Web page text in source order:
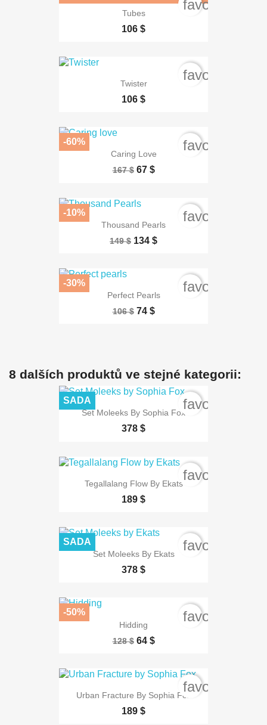
Tubes
106 $
Twister
106 $
Caring Love
167 $ 67 $
-60%
Thousand Pearls
149 $ 134 $
-10%
Perfect Pearls
106 $ 74 $
-30%
8 dalších produktů ve stejné kategorii:
Set Moleeks By Sophia Fox
378 $
SADA
Tegallalang Flow By Ekats
189 $
Set Moleeks By Ekats
378 $
SADA
Hidding
128 $ 64 $
-50%
Urban Fracture By Sophia Fox
189 $